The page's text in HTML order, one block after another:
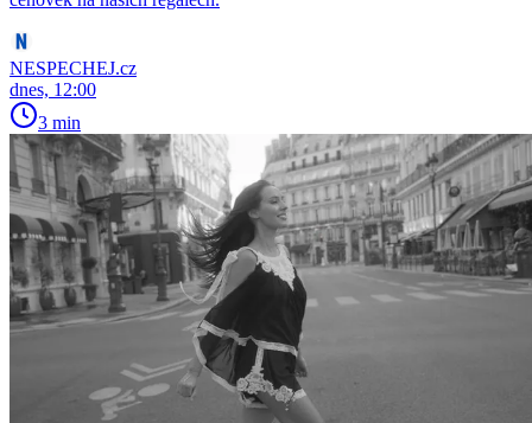
NESPECHEJ.cz
dnes, 12:00
3 min